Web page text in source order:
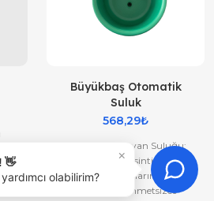
Büyükbaş Otomatik
Suluk
568,29₺
Otomatik Hayvan Suluğu:
Hijyenik ve Kesintisiz Su
ErişimiHayvanlarınızın su
ihtiyacını zahmetsizce
×
👋
olabilirim?